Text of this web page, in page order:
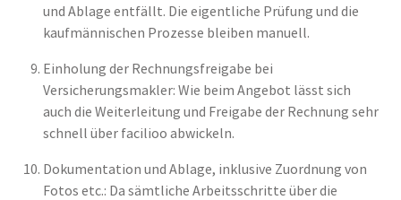
und Ablage entfällt. Die eigentliche Prüfung und die
kaufmännischen Prozesse bleiben manuell.
Einholung der Rechnungsfreigabe bei
Versicherungsmakler: Wie beim Angebot lässt sich
auch die Weiterleitung und Freigabe der Rechnung sehr
schnell über facilioo abwickeln.
Dokumentation und Ablage, inklusive Zuordnung von
Fotos etc.: Da sämtliche Arbeitsschritte über die